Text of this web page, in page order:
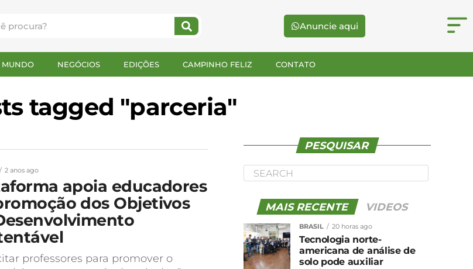
Anuncie aqui
MUNDO NEGÓCIOS EDIÇÕES CAMPINHO FELIZ CONTATO
tagged "parceria"
2 anos ago
apoia educadores
dos Objetivos
professores para promover o
PESQUISAR
MAIS RECENTE VIDEOS
BRASIL 20 horas ago
Tecnologia norte-
americana de análise de
solo pode auxiliar